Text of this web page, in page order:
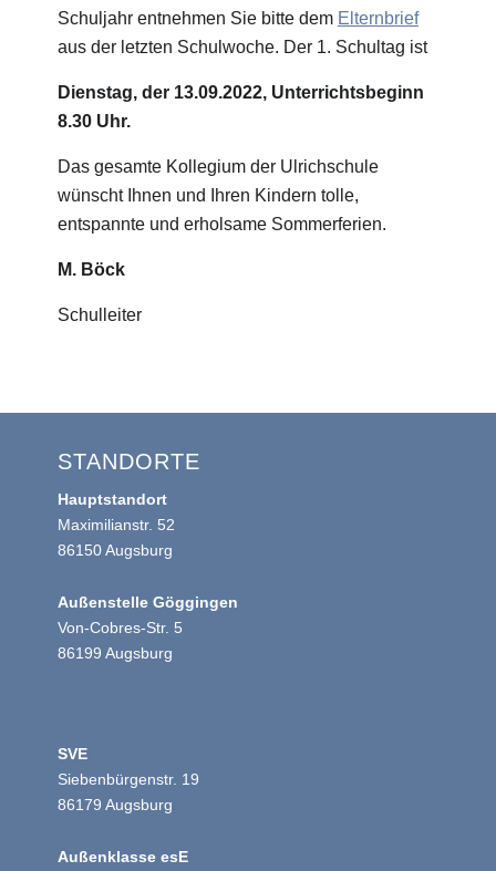
Schuljahr entnehmen Sie bitte dem Elternbrief
aus der letzten Schulwoche. Der 1. Schultag ist
Dienstag, der 13.09.2022, Unterrichtsbeginn
8.30 Uhr.
Das gesamte Kollegium der Ulrichschule
wünscht Ihnen und Ihren Kindern tolle,
entspannte und erholsame Sommerferien.
M. Böck
Schulleiter
STANDORTE
Hauptstandort
Maximilianstr. 52
86150 Augsburg
Außenstelle Göggingen
Von-Cobres-Str. 5
86199 Augsburg
SVE
Siebenbürgenstr. 19
86179 Augsburg
Außenklasse esE